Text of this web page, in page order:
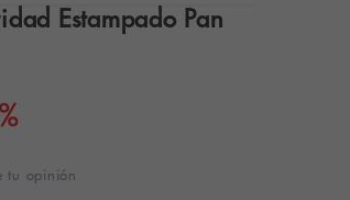
Estampado Pan
tu opinión